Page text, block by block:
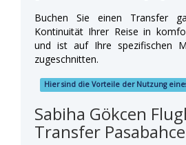
Buchen Sie einen Transfer
Kontinuität Ihrer Reise in
und ist auf Ihre spezifischen
zugeschnitten.
Hier sind die Vorteile der Nutzung
Sabiha Gökcen
Transfer Pasabahce